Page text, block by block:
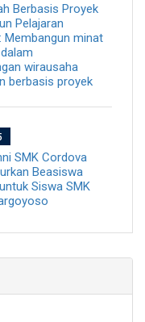
Berbasis Proyek
Pelajaran
Membangun minat
wirausaha
berbasis proyek
SMK Cordova
Beasiswa
Siswa SMK